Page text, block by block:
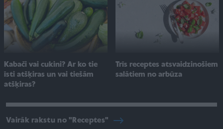
Kabači vai cukini? Ar ko tie
īsti atšķiras un vai tiešām
atšķiras?
Trīs receptes atsvaidzinošiem
salātiem no arbūza
Vairāk rakstu no "Receptes"